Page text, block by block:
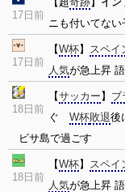
17日前
ニも付いてない
17日前
【W杯】 スペイ
人気が急上昇
18日前
【サッカー 】 ブ
ぐ W杯敗退後
ビサ島で過ごす
18日前
【W杯】 スペイ
人気が急上昇